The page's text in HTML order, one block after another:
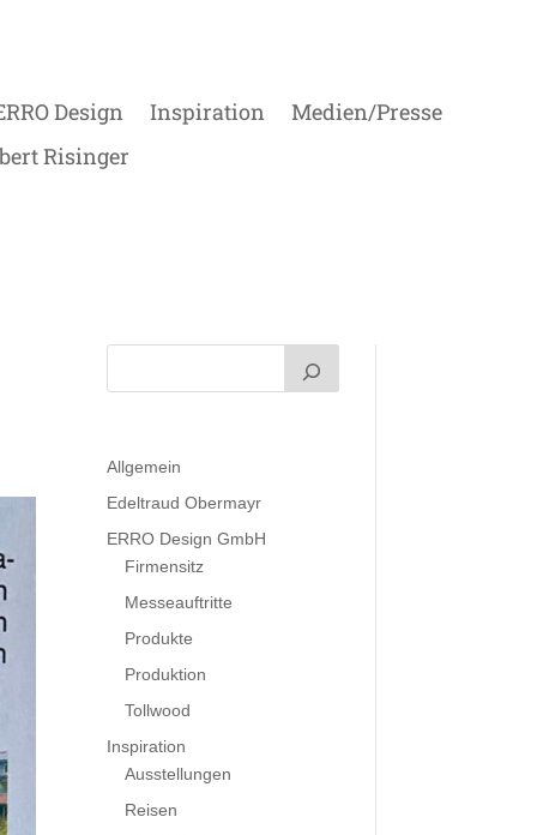
Design Inspiration
Medien/Presse
Risinger
Allgemein
Edeltraud Obermayr
ERRO Design GmbH
Firmensitz
Messeauftritte
Produkte
Produktion
Tollwood
Inspiration
Ausstellungen
Reisen